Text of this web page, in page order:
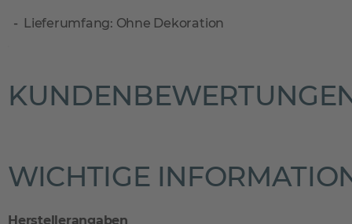
Lieferumfang: Ohne Dekoration
WICHTIGE
Herstellerangaben